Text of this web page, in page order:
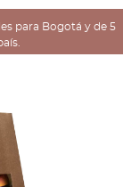
para Bogotá y de 5